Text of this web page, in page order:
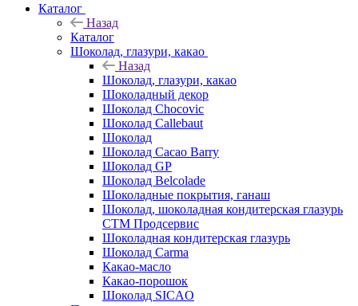
Каталог
Назад
Каталог
Шоколад, глазури, какао
Назад
Шоколад, глазури, какао
Шоколадный декор
Шоколад Chocovic
Шоколад Callebaut
Шоколад
Шоколад Cacao Barry
Шоколад GP
Шоколад Belcolade
Шоколадные покрытия, ганаш
Шоколад, шоколадная кондитерская глазурь
СТМ Продсервис
Шоколадная кондитерская глазурь
Шоколад Carma
Какао-масло
Какао-порошок
Шоколад SICAO